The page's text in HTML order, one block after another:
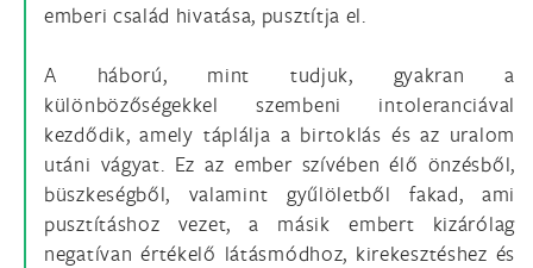
emberi család hivatása, pusztítja el.
A háború, mint tudjuk, gyakran a
különbözőségekkel szembeni intoleranciával
kezdődik, amely táplálja a birtoklás és az uralom
utáni vágyat. Ez az ember szívében élő önzésből,
büszkeségből, valamint gyűlöletből fakad, ami
pusztításhoz vezet, a másik embert kizárólag
negatívan értékelő látásmódhoz, kirekesztéshez és